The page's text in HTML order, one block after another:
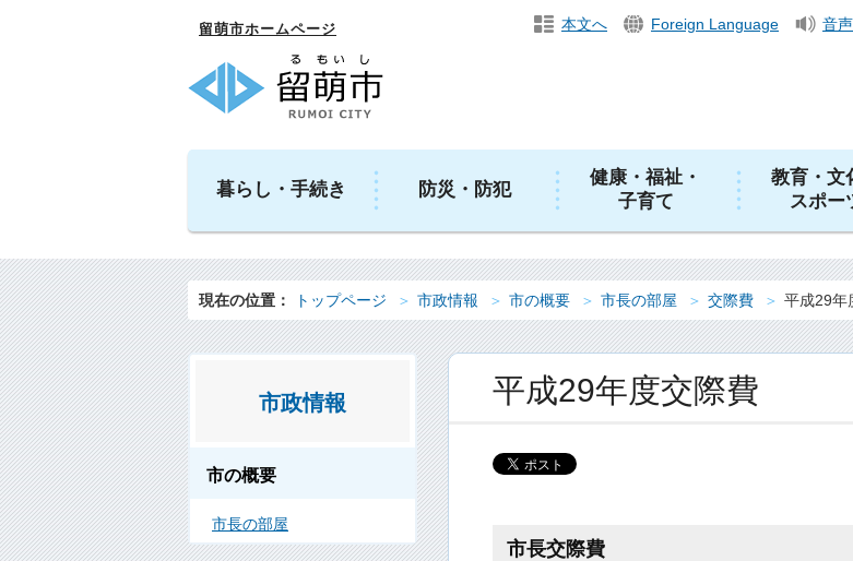
留萌市ホームページ 本文へ Foreign Language 音
暮らし・手続き 防災・防犯
健康・福祉・
子育て
教育・文
スポー
現在の位置： トップページ 市政情報 市の概要 市長の部屋 交際費 平成29年
平成29年度交際費
市長交際費
市政情報
市の概要
市長の部屋